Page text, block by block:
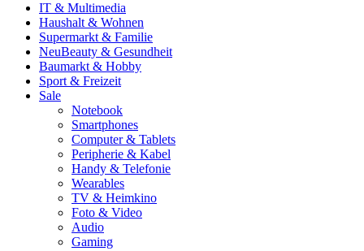
IT & Multimedia
Haushalt & Wohnen
Supermarkt & Familie
NeuBeauty & Gesundheit
Baumarkt & Hobby
Sport & Freizeit
Sale
Notebook
Smartphones
Computer & Tablets
Peripherie & Kabel
Handy & Telefonie
Wearables
TV & Heimkino
Foto & Video
Audio
Gaming